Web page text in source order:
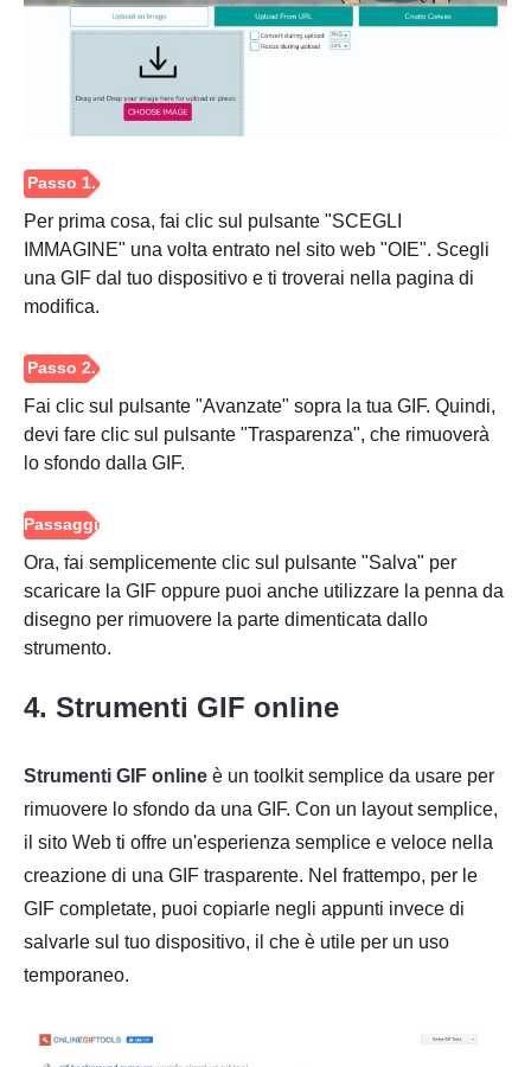
3.
Passo 1.
Per prima cosa, fai clic sul pulsante "SCEGLI
IMMAGINE" una volta entrato nel sito web "OIE". Scegli
una GIF dal tuo dispositivo e ti troverai nella pagina di
modifica.
Fai clic sul pulsante "Avanzate" sopra la tua GIF. Quindi,
devi fare clic sul pulsante "Trasparenza", che rimuoverà
lo sfondo dalla GIF.
Ora, fai semplicemente clic sul pulsante "Salva" per
scaricare la GIF oppure puoi anche utilizzare la penna da
disegno per rimuovere la parte dimenticata dallo
strumento.
4. Strumenti GIF online
Strumenti GIF online è un toolkit semplice da usare per
rimuovere lo sfondo da una GIF. Con un layout semplice,
il sito Web ti offre un'esperienza semplice e veloce nella
creazione di una GIF trasparente. Nel frattempo, per le
GIF completate, puoi copiarle negli appunti invece di
salvarle sul tuo dispositivo, il che è utile per un uso
temporaneo.